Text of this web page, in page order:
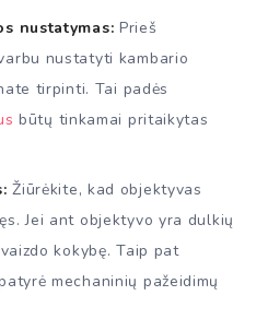
nustatymas: Prieš
nustatyti kambario
tirpinti. Tai padės
būtų tinkamai pritaikytas
Žiūrėkite, kad objektyvas
Jei ant objektyvo yra dulkių
kokybę. Taip pat
mechaninių pažeidimų